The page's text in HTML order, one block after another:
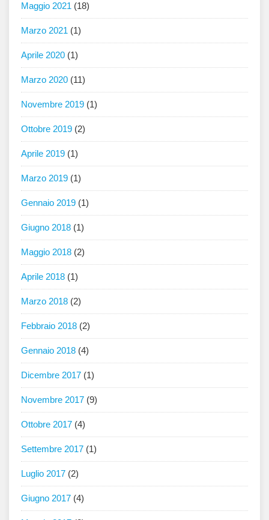
Maggio 2021 (18)
Marzo 2021 (1)
Aprile 2020 (1)
Marzo 2020 (11)
Novembre 2019 (1)
Ottobre 2019 (2)
Aprile 2019 (1)
Marzo 2019 (1)
Gennaio 2019 (1)
Giugno 2018 (1)
Maggio 2018 (2)
Aprile 2018 (1)
Marzo 2018 (2)
Febbraio 2018 (2)
Gennaio 2018 (4)
Dicembre 2017 (1)
Novembre 2017 (9)
Ottobre 2017 (4)
Settembre 2017 (1)
Luglio 2017 (2)
Giugno 2017 (4)